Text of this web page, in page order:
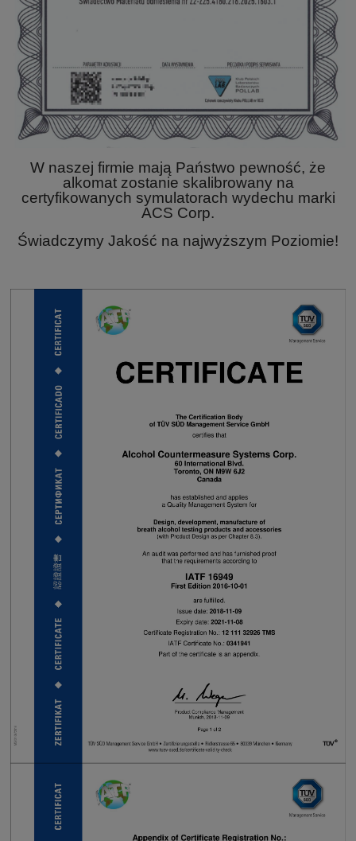
W naszej firmie mają Państwo pewność, że
alkomat zostanie skalibrowany na
certyfikowanych symulatorach wydechu marki
ACS Corp.
Świadczymy Jakość na najwyższym Poziomie!